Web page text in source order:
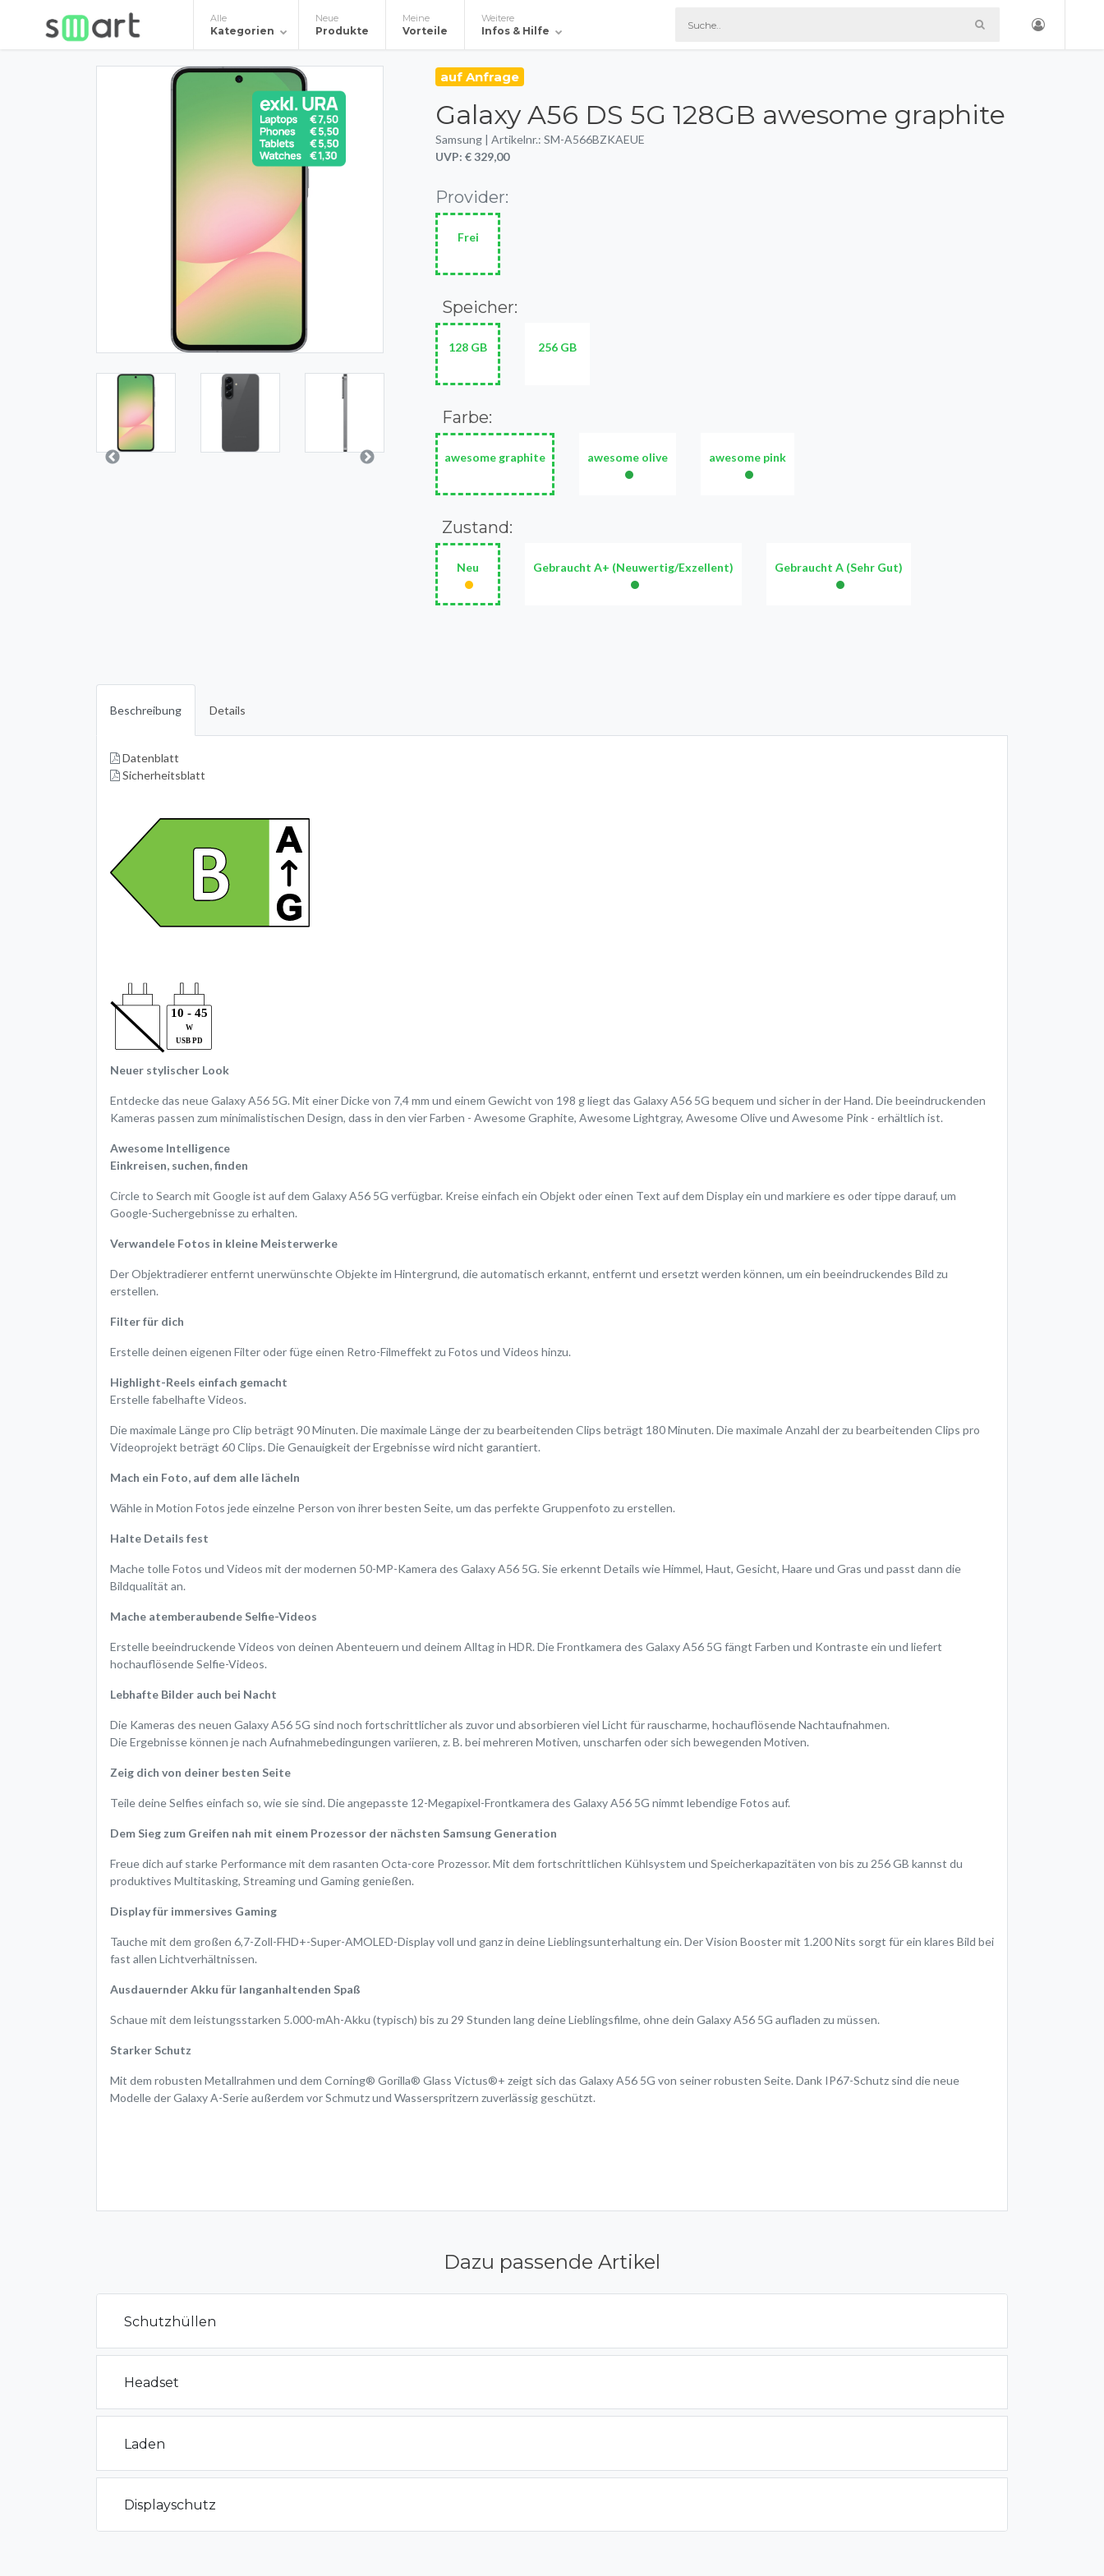
Alle
Kategorien
Neue
Produkte
Meine
Vorteile
Weitere
Infos & Hilfe
auf Anfrage
Galaxy A56 DS 5G 128GB awesome graphite
Samsung | Artikelnr.: SM-A566BZKAEUE
UVP: € 329,00
Provider:
Frei
Speicher:
128 GB 256 GB
Farbe:
awesome graphite awesome olive
•
awesome pink
•
Zustand:
Neu
•
Gebraucht A+ (Neuwertig/Exzellent)
•
Gebraucht A (Sehr Gut)
•
Beschreibung Details
Datenblatt
Sicherheitsblatt
Neuer stylischer Look
Entdecke das neue Galaxy A56 5G. Mit einer Dicke von 7,4 mm und einem Gewicht von 198 g liegt das Galaxy A56 5G bequem und sicher in der Hand. Die beeindruckenden
Kameras passen zum minimalistischen Design, dass in den vier Farben - Awesome Graphite, Awesome Lightgray, Awesome Olive und Awesome Pink - erhältlich ist.
Awesome Intelligence
Einkreisen, suchen, finden
Circle to Search mit Google ist auf dem Galaxy A56 5G verfügbar. Kreise einfach ein Objekt oder einen Text auf dem Display ein und markiere es oder tippe darauf, um
Google-Suchergebnisse zu erhalten.
Verwandele Fotos in kleine Meisterwerke
Der Objektradierer entfernt unerwünschte Objekte im Hintergrund, die automatisch erkannt, entfernt und ersetzt werden können, um ein beeindruckendes Bild zu
erstellen.
Filter für dich
Erstelle deinen eigenen Filter oder füge einen Retro-Filmeffekt zu Fotos und Videos hinzu.
Highlight-Reels einfach gemacht
Erstelle fabelhafte Videos.
Die maximale Länge pro Clip beträgt 90 Minuten. Die maximale Länge der zu bearbeitenden Clips beträgt 180 Minuten. Die maximale Anzahl der zu bearbeitenden Clips pro
Videoprojekt beträgt 60 Clips. Die Genauigkeit der Ergebnisse wird nicht garantiert.
Mach ein Foto, auf dem alle lächeln
Wähle in Motion Fotos jede einzelne Person von ihrer besten Seite, um das perfekte Gruppenfoto zu erstellen.
Halte Details fest
Mache tolle Fotos und Videos mit der modernen 50-MP-Kamera des Galaxy A56 5G. Sie erkennt Details wie Himmel, Haut, Gesicht, Haare und Gras und passt dann die
Bildqualität an.
Mache atemberaubende Selfie-Videos
Erstelle beeindruckende Videos von deinen Abenteuern und deinem Alltag in HDR. Die Frontkamera des Galaxy A56 5G fängt Farben und Kontraste ein und liefert
hochauflösende Selfie-Videos.
Lebhafte Bilder auch bei Nacht
Die Kameras des neuen Galaxy A56 5G sind noch fortschrittlicher als zuvor und absorbieren viel Licht für rauscharme, hochauflösende Nachtaufnahmen.
Die Ergebnisse können je nach Aufnahmebedingungen variieren, z. B. bei mehreren Motiven, unscharfen oder sich bewegenden Motiven.
Zeig dich von deiner besten Seite
Teile deine Selfies einfach so, wie sie sind. Die angepasste 12-Megapixel-Frontkamera des Galaxy A56 5G nimmt lebendige Fotos auf.
Dem Sieg zum Greifen nah mit einem Prozessor der nächsten Samsung Generation
Freue dich auf starke Performance mit dem rasanten Octa-core Prozessor. Mit dem fortschrittlichen Kühlsystem und Speicherkapazitäten von bis zu 256 GB kannst du
produktives Multitasking, Streaming und Gaming genießen.
Display für immersives Gaming
Tauche mit dem großen 6,7-Zoll-FHD+-Super-AMOLED-Display voll und ganz in deine Lieblingsunterhaltung ein. Der Vision Booster mit 1.200 Nits sorgt für ein klares Bild bei
fast allen Lichtverhältnissen.
Ausdauernder Akku für langanhaltenden Spaß
Schaue mit dem leistungsstarken 5.000-mAh-Akku (typisch) bis zu 29 Stunden lang deine Lieblingsfilme, ohne dein Galaxy A56 5G aufladen zu müssen.
Starker Schutz
Mit dem robusten Metallrahmen und dem Corning® Gorilla® Glass Victus®+ zeigt sich das Galaxy A56 5G von seiner robusten Seite. Dank IP67-Schutz sind die neue
Modelle der Galaxy A-Serie außerdem vor Schmutz und Wasserspritzern zuverlässig geschützt.
Dazu passende Artikel
Schutzhüllen
Headset
Laden
Displayschutz